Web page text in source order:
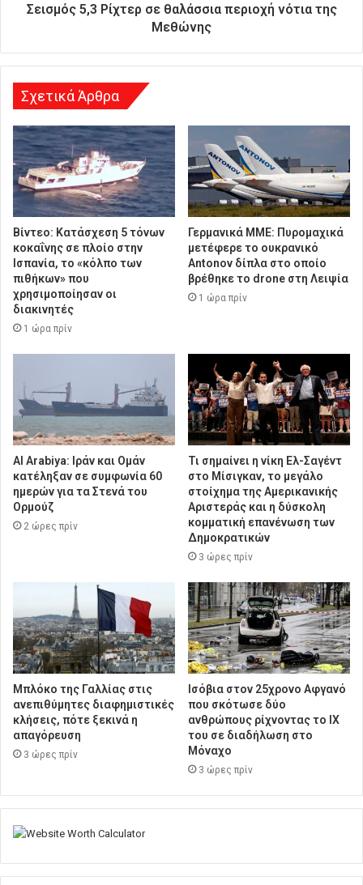
ν
Σεισμός 5,3 Ρίχτερ σε θαλάσσια περιοχή νότια της
Μεθώνης
Σχετικά Άρθρα
Βίντεο: Kατάσχεση 5 τόνων
κοκαΐνης σε πλοίο στην
Ισπανία, το «κόλπο των
πιθήκων» που
χρησιμοποίησαν οι
διακινητές
1 ώρα πρίν
Γερμανικά ΜΜΕ: Πυρομαχικά
μετέφερε το ουκρανικό
Antonov δίπλα στο οποίο
βρέθηκε το drone στη Λειψία
1 ώρα πρίν
Al Arabiya: Ιράν και Ομάν
κατέληξαν σε συμφωνία 60
ημερών για τα Στενά του
Ορμούζ
2 ώρες πρίν
Τι σημαίνει η νίκη Ελ-Σαγέντ
στο Μίσιγκαν, το μεγάλο
στοίχημα της Aμερικανικής
Αριστεράς και η δύσκολη
κομματική επανένωση των
Δημοκρατικών
3 ώρες πρίν
Μπλόκο της Γαλλίας στις
ανεπιθύμητες διαφημιστικές
κλήσεις, πότε ξεκινά η
απαγόρευση
3 ώρες πρίν
Ισόβια στον 25χρονο Αφγανό
που σκότωσε δύο
ανθρώπους ρίχνοντας το ΙΧ
του σε διαδήλωση στο
Μόναχο
3 ώρες πρίν